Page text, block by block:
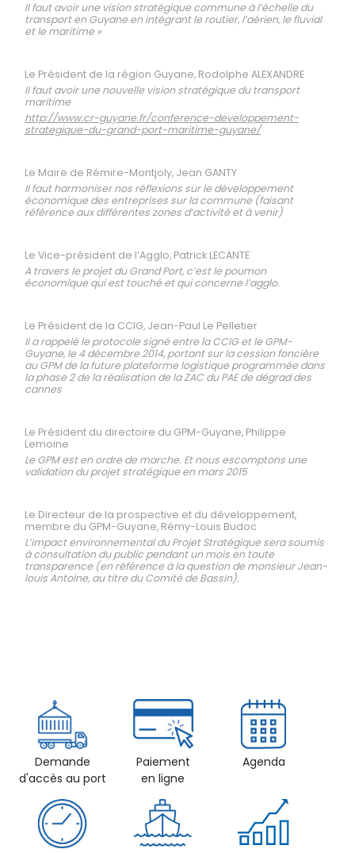
Il faut avoir une vision stratégique commune à l’échelle du
transport en Guyane en intégrant le routier, l’aérien, le fluvial
et le maritime »
Le Président de la région Guyane, Rodolphe ALEXANDRE
Il faut avoir une nouvelle vision stratégique du transport
maritime
http://www.cr-guyane.fr/conference-developpement-
strategique-du-grand-port-maritime-guyane/
Le Maire de Rémire-Montjoly, Jean GANTY
Il faut harmoniser nos réflexions sur le développement
économique des entreprises sur la commune (faisant
référence aux différentes zones d’activité et à venir)
Le Vice-président de l’Agglo, Patrick LECANTE
A travers le projet du Grand Port, c’est le poumon
économique qui est touché et qui concerne l’agglo.
Le Président de la CCIG, Jean-Paul Le Pelletier
Il a rappelé le protocole signé entre la CCIG et le GPM-
Guyane, le 4 décembre 2014, portant sur la cession foncière
au GPM de la future plateforme logistique programmée dans
la phase 2 de la réalisation de la ZAC du PAE de dégrad des
cannes
Le Président du directoire du GPM-Guyane, Philippe
Lemoine
Le GPM est en ordre de marche. Et nous escomptons une
validation du projet stratégique en mars 2015
Le Directeur de la prospective et du développement,
membre du GPM-Guyane, Rémy-Louis Budoc
L’impact environnemental du Projet Stratégique sera soumis
à consultation du public pendant un mois en toute
transparence (en référence à la question de monsieur Jean-
louis Antoine, au titre du Comité de Bassin).
Demande
d'accès au port
Paiement
en ligne
Agenda